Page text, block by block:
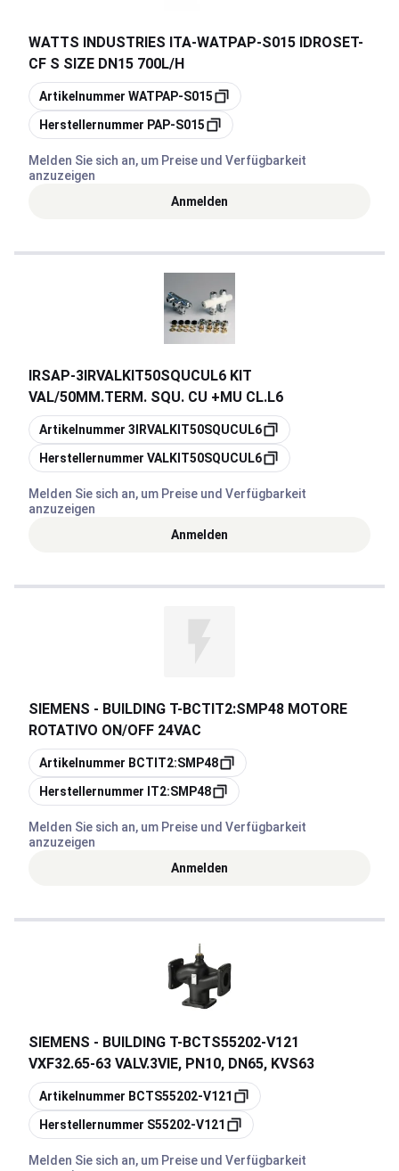
WATTS INDUSTRIES ITA-WATPAP-S015 IDROSET-
CF S SIZE DN15 700L/H
Kopieren
Artikelnummer WATPAP-S015
Kopieren
Herstellernummer PAP-S015
Melden Sie sich an, um Preise und Verfügbarkeit
anzuzeigen
Anmelden
IRSAP-3IRVALKIT50SQUCUL6 KIT
VAL/50MM.TERM. SQU. CU +MU CL.L6
Kopieren
Artikelnummer 3IRVALKIT50SQUCUL6
Kopieren
Herstellernummer VALKIT50SQUCUL6
Melden Sie sich an, um Preise und Verfügbarkeit
anzuzeigen
Anmelden
SIEMENS - BUILDING T-BCTIT2:SMP48 MOTORE
ROTATIVO ON/OFF 24VAC
Kopieren
Artikelnummer BCTIT2:SMP48
Kopieren
Herstellernummer IT2:SMP48
Melden Sie sich an, um Preise und Verfügbarkeit
anzuzeigen
Anmelden
SIEMENS - BUILDING T-BCTS55202-V121
VXF32.65-63 VALV.3VIE, PN10, DN65, KVS63
Kopieren
Artikelnummer BCTS55202-V121
Kopieren
Herstellernummer S55202-V121
Melden Sie sich an, um Preise und Verfügbarkeit